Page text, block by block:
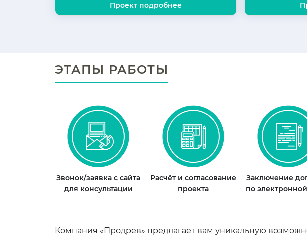
Проект подробнее
ЭТАПЫ РАБОТЫ
Звонок/заявка с сайта
для консультации
Расчёт и согласование
проекта
Заключение
по
Компания «Продрев» предлагает вам уникальную